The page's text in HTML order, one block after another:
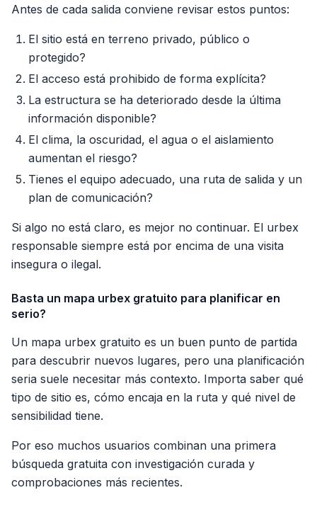
Antes de cada salida conviene revisar estos puntos:
El sitio está en terreno privado, público o
protegido?
El acceso está prohibido de forma explícita?
La estructura se ha deteriorado desde la última
información disponible?
El clima, la oscuridad, el agua o el aislamiento
aumentan el riesgo?
Tienes el equipo adecuado, una ruta de salida y un
plan de comunicación?
Si algo no está claro, es mejor no continuar. El urbex
responsable siempre está por encima de una visita
insegura o ilegal.
Basta un mapa urbex gratuito para planificar en
serio?
Un mapa urbex gratuito es un buen punto de partida
para descubrir nuevos lugares, pero una planificación
seria suele necesitar más contexto. Importa saber qué
tipo de sitio es, cómo encaja en la ruta y qué nivel de
sensibilidad tiene.
Por eso muchos usuarios combinan una primera
búsqueda gratuita con investigación curada y
comprobaciones más recientes.